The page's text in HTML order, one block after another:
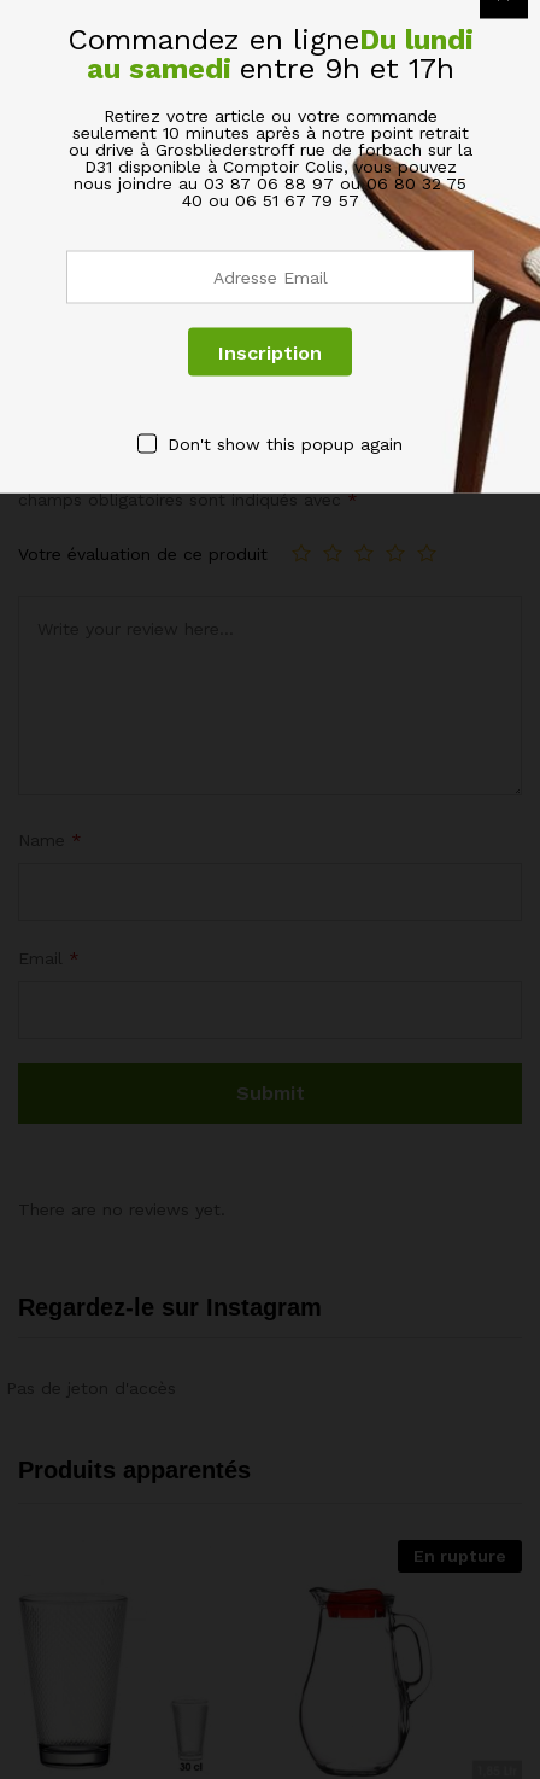
Specification
Informations complémentaires
0.135 kg
BE THE FIRST TO REVIEW “ASSIETTE À DÉSERT
Les
champs obligatoires sont indiqués avec*
Votre évaluation de ce produit
*
*
Regardez-le sur Instagram
Produits apparentés
En rupture
Commandez en ligneDu lundi
au samedi entre 9h et 17h
Retirez votre article ou votre commande
seulement 10 minutes après à notre point retrait
ou drive à Grosbliederstroff rue de forbach sur la
D31 disponible à Comptoir Colis, vous pouvez
nous joindre au 03 87 06 88 97 ou 06 80 32 75
40 ou 06 51 67 79 57
Don't show this popup again